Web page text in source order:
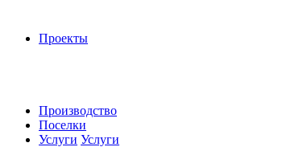
Проекты
Производство
Поселки
Услуги Услуги